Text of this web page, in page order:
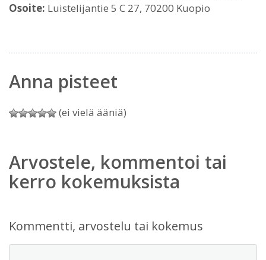
Osoite: Luistelijantie 5 C 27, 70200 Kuopio
Anna pisteet
(ei vielä ääniä)
Arvostele, kommentoi tai
kerro kokemuksista
Kommentti, arvostelu tai kokemus